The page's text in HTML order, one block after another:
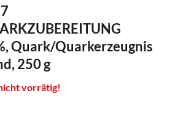
Quark/Quarkerzeugnis
250 g
vorrätig!